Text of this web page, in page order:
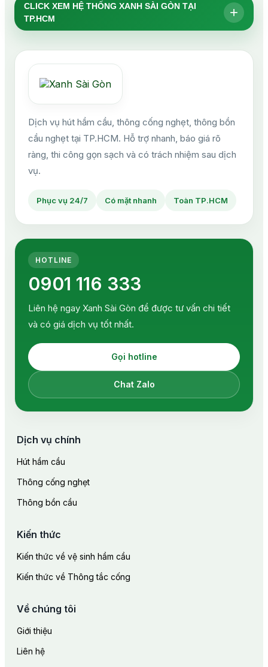
CLICK XEM HỆ THỐNG XANH SÀI GÒN TẠI
TP.HCM
+
Dịch vụ hút hầm cầu, thông cống nghẹt, thông bồn
cầu nghẹt tại TP.HCM. Hỗ trợ nhanh, báo giá rõ
ràng, thi công gọn sạch và có trách nhiệm sau dịch
vụ.
Phục vụ 24/7 Có mặt nhanh Toàn TP.HCM
HOTLINE
0901 116 333
Liên hệ ngay Xanh Sài Gòn để được tư vấn chi tiết
và có giá dịch vụ tốt nhất.
Gọi hotline
Chat Zalo
Dịch vụ chính
Hút hầm cầu
Thông cống nghẹt
Thông bồn cầu
Kiến thức
Kiến thức về vệ sinh hầm cầu
Kiến thức về Thông tắc cống
Về chúng tôi
Giới thiệu
Liên hệ